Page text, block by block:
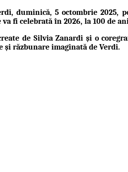
, duminică, 5 octombrie 2025,
fi celebrată în 2026, la 100 de
de Silvia Zanardi și o
și răzbunare imaginată de Verdi.